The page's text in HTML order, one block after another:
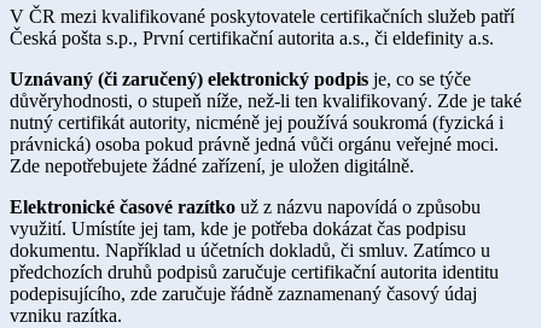
V ČR mezi kvalifikované poskytovatele certifikačních služeb patří
Česká pošta s.p., První certifikační autorita a.s., či eldefinity a.s.
Uznávaný (či zaručený) elektronický podpis je, co se týče
důvěryhodnosti, o stupeň níže, než-li ten kvalifikovaný. Zde je také
nutný certifikát autority, nicméně jej používá soukromá (fyzická i
právnická) osoba pokud právně jedná vůči orgánu veřejné moci.
Zde nepotřebujete žádné zařízení, je uložen digitálně.
Elektronické časové razítko už z názvu napovídá o způsobu
využití. Umístíte jej tam, kde je potřeba dokázat čas podpisu
dokumentu. Například u účetních dokladů, či smluv. Zatímco u
předchozích druhů podpisů zaručuje certifikační autorita identitu
podepisujícího, zde zaručuje řádně zaznamenaný časový údaj
vzniku razítka.